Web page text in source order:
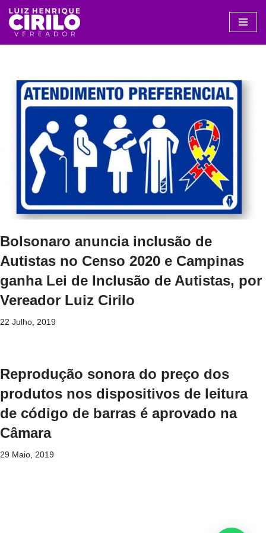
Avançar
para
Bolsonaro anuncia inclusão de
Autistas no Censo 2020 e Campinas
ganha Lei de Inclusão de Autistas, por
Vereador Luiz Cirilo
22 Julho, 2019
Reprodução sonora do preço dos
produtos nos dispositivos de leitura
de código de barras é aprovado na
Câmara
29 Maio, 2019